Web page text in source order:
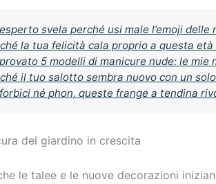
svela perché usi male l’emoji delle
la tua felicità cala proprio a questa età
5 modelli di manicure nude: le
il tuo salotto sembra nuovo con un
né phon, queste frange a tendina
del giardino in crescita
le talee e le nuove decorazioni